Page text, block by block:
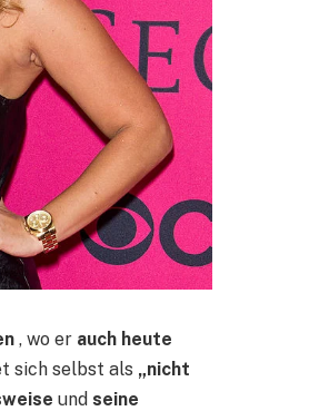
, wo er auch heute
sich selbst als „nicht
und seine